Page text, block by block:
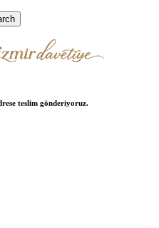
teslim gönderiyoruz.